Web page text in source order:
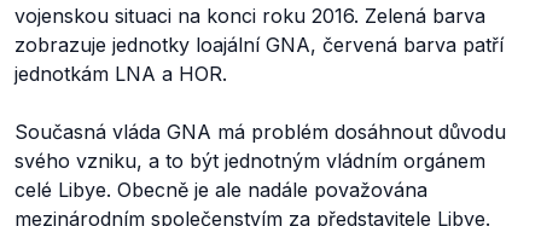
vojenskou situaci na konci roku 2016. Zelená barva
zobrazuje jednotky loajální GNA, červená barva patří
jednotkám LNA a HOR.
Současná vláda GNA má problém dosáhnout důvodu
svého vzniku, a to být jednotným vládním orgánem
celé Libye. Obecně je ale nadále považována
mezinárodním společenstvím za představitele Libye.